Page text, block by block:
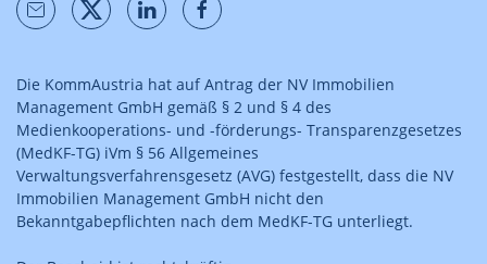
Die KommAustria hat auf Antrag der NV Immobilien
Management GmbH gemäß § 2 und § 4 des
Medienkooperations- und -förderungs- Transparenzgesetzes
(MedKF-TG) iVm § 56 Allgemeines
Verwaltungsverfahrensgesetz (AVG) festgestellt, dass die NV
Immobilien Management GmbH nicht den
Bekanntgabepflichten nach dem MedKF-TG unterliegt.